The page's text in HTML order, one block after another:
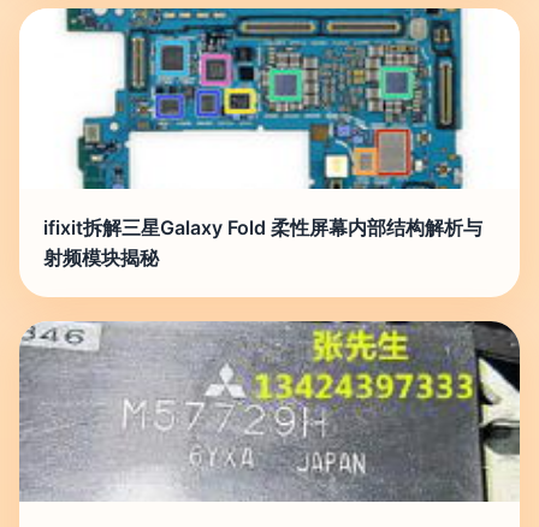
ifixit拆解三星Galaxy Fold 柔性屏幕内部结构解析与
射频模块揭秘